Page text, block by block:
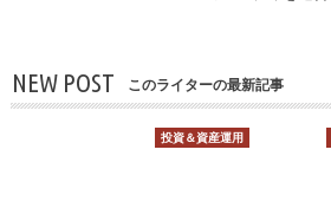
NEW POST このライターの最新記事
投資＆資産運用